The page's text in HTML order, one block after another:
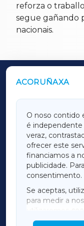
reforza o
segue gañando
nacionais.
ACORUÑAXA
O noso contido
é
veraz,
ofrecer este
financiamos a
publicidade.
consentimento.
Se aceptas,
para medir a
utilizaremos
mostrar
OUTROS